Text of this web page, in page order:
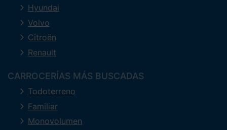
Hyundai
Volvo
Citroën
Renault
CARROCERÍAS MÁS BUSCADAS
Todoterreno
Familiar
Monovolumen